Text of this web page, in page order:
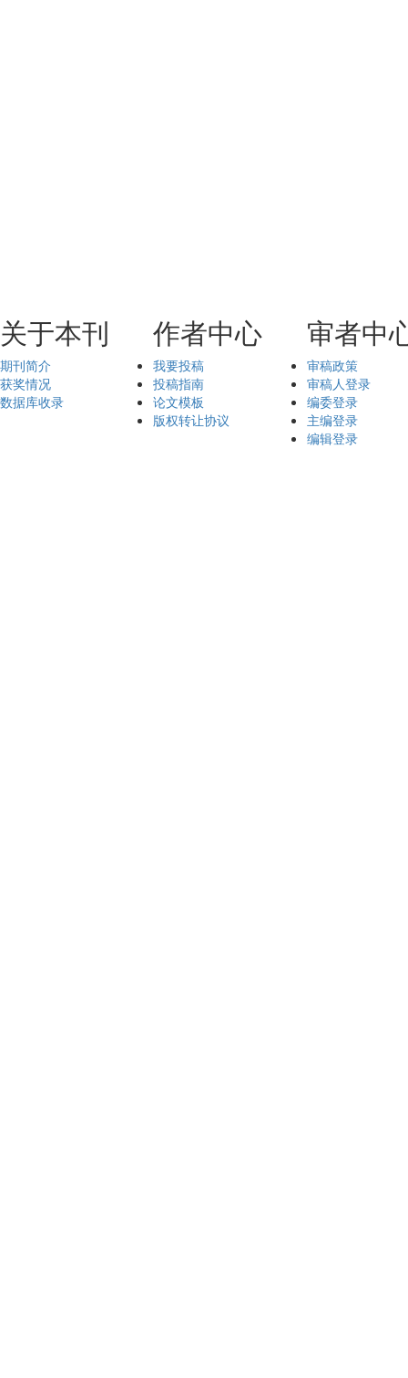
关于本刊
期刊简介
获奖情况
数据库收录
作者中心
我要投稿
投稿指南
论文模板
版权转让协议
审者中
审稿政策
审稿人登录
编委登录
主编登录
编辑登录